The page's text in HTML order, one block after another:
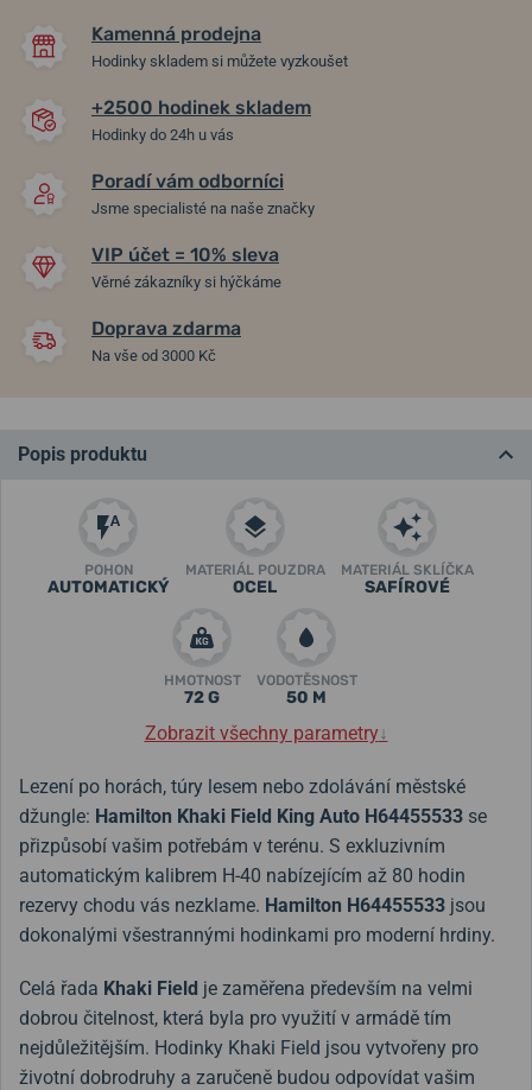
Kamenná prodejna
Hodinky skladem si můžete vyzkoušet
+2500 hodinek skladem
Hodinky do 24h u vás
Poradí vám odborníci
Jsme specialisté na naše značky
VIP účet = 10% sleva
Věrné zákazníky si hýčkáme
Doprava zdarma
Na vše od 3000 Kč
Popis produktu
POHON
AUTOMATICKÝ
MATERIÁL POUZDRA
OCEL
MATERIÁL SKLÍČKA
SAFÍROVÉ
HMOTNOST
72 G
VODOTĚSNOST
50 M
Zobrazit všechny parametry↓
Lezení po horách, túry lesem nebo zdolávání městské
džungle: Hamilton Khaki Field King Auto H64455533 se
přizpůsobí vašim potřebám v terénu. S exkluzivním
automatickým kalibrem H-40 nabízejícím až 80 hodin
rezervy chodu vás nezklame. Hamilton H64455533 jsou
dokonalými všestrannými hodinkami pro moderní hrdiny.
Celá řada Khaki Field je zaměřena především na velmi
dobrou čitelnost, která byla pro využití v armádě tím
nejdůležitějším. Hodinky Khaki Field jsou vytvořeny pro
životní dobrodruhy a zaručeně budou odpovídat vašim